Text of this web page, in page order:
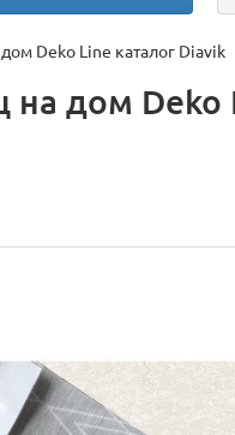
Deko Line каталог Diavik
на дом Deko